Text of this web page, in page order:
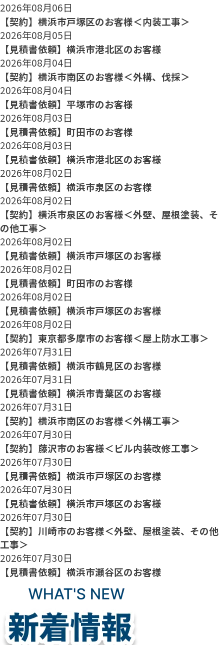
2026年08月06日
【契約】横浜市戸塚区のお客様＜内装工事＞
2026年08月05日
【見積書依頼】横浜市港北区のお客様
2026年08月04日
【契約】横浜市南区のお客様＜外構、伐採＞
2026年08月04日
【見積書依頼】平塚市のお客様
2026年08月03日
【見積書依頼】町田市のお客様
2026年08月03日
【見積書依頼】横浜市港北区のお客様
2026年08月02日
【見積書依頼】横浜市泉区のお客様
2026年08月02日
【契約】横浜市泉区のお客様＜外壁、屋根塗装、そ
の他工事＞
2026年08月02日
【見積書依頼】横浜市戸塚区のお客様
2026年08月02日
【見積書依頼】町田市のお客様
2026年08月02日
【見積書依頼】横浜市戸塚区のお客様
2026年08月02日
【契約】東京都多摩市のお客様＜屋上防水工事＞
2026年07月31日
【見積書依頼】横浜市鶴見区のお客様
2026年07月31日
【見積書依頼】横浜市青葉区のお客様
2026年07月31日
【契約】横浜市南区のお客様＜外構工事＞
2026年07月30日
【契約】藤沢市のお客様＜ビル内装改修工事＞
2026年07月30日
【見積書依頼】横浜市戸塚区のお客様
2026年07月30日
【見積書依頼】横浜市戸塚区のお客様
2026年07月30日
【契約】川崎市のお客様＜外壁、屋根塗装、その他
工事＞
2026年07月30日
【見積書依頼】横浜市瀬谷区のお客様